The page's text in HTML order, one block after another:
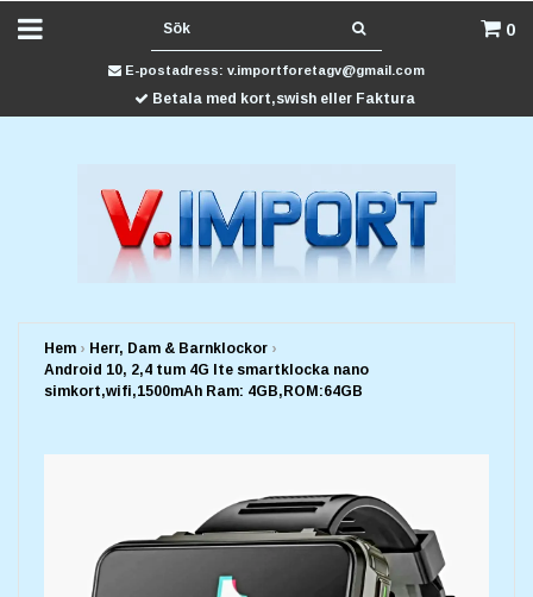
0
E-postadress: v.importforetagv@gmail.com
Betala med kort,swish eller Faktura
Hem › Herr, Dam & Barnklockor ›
Android 10, 2,4 tum 4G lte smartklocka nano
simkort,wifi,1500mAh Ram: 4GB,ROM:64GB